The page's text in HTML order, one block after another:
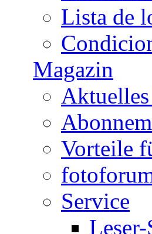
Lista de
Magazin
Vorteile
Service